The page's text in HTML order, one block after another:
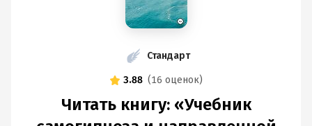
Стандарт
3.88 (16 оценок)
Читать книгу: «Учебник